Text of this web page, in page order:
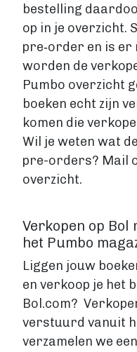
Boek schrijven
FICTIE
Fictie
Chicklit
Fantasy
Kinderboek
Roman
Thriller
Support
Diensten
Prijzen
Blog
Over ons
bestelling
op in je overzicht.
pre‑order en is er
worden de
Pumbo overzicht
boeken echt zijn
komen die
Wil je weten wat
pre-orders? Mail
overzicht.
Verkopen op
het Pumbo
Liggen jouw
en verkoop je het
Bol.com?
verstuurd vanuit
verzamelen we